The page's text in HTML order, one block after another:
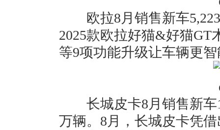
欧拉8月销售新车5,223
2025款欧拉好猫&好猫GT
等9项功能升级让车辆更
长城皮卡8月销售新车
万辆。8月，长城皮卡凭